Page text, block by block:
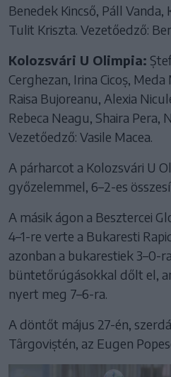
Benedek Kincső, Páll Vanda,
Tulit Kriszta. Vezetőedző:
Kolozsvári U Olimpia:
Cerghezan, Irina Cicoș,
Raisa Bujoreanu, Alexia
Rebeca Neagu, Shaira Pera,
Vezetőedző: Vasile Macea.
A párharcot a Kolozsvári U
győzelemmel, 6–2-es
A másik ágon a Besztercei
4–1-re verte a Bukaresti
azonban a bukarestiek 3–0-
büntetőrúgásokkal dőlt el,
nyert meg 7–6-ra.
A döntőt május 27-én,
Târgoviștén, az Eugen